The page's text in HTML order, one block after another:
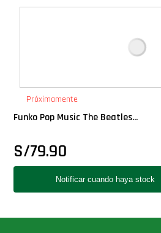
Exclusivos
Gift Cards
Llaveros Pop
Moments
Próximamente
Funko Pop Music The Beatles...
S/79.90